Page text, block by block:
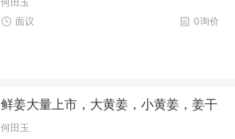
0询价
面议
鲜姜大量上市，大黄姜，小黄姜，姜干
何田玉